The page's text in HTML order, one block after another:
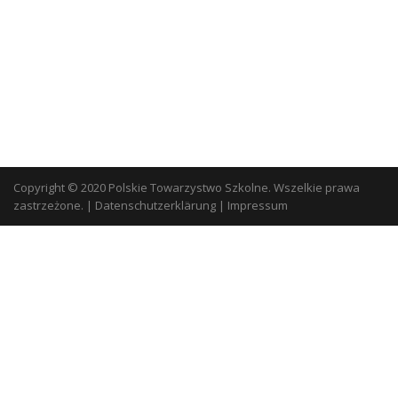
Copyright © 2020 Polskie Towarzystwo Szkolne. Wszelkie prawa
zastrzeżone. | Datenschutzerklärung | Impressum